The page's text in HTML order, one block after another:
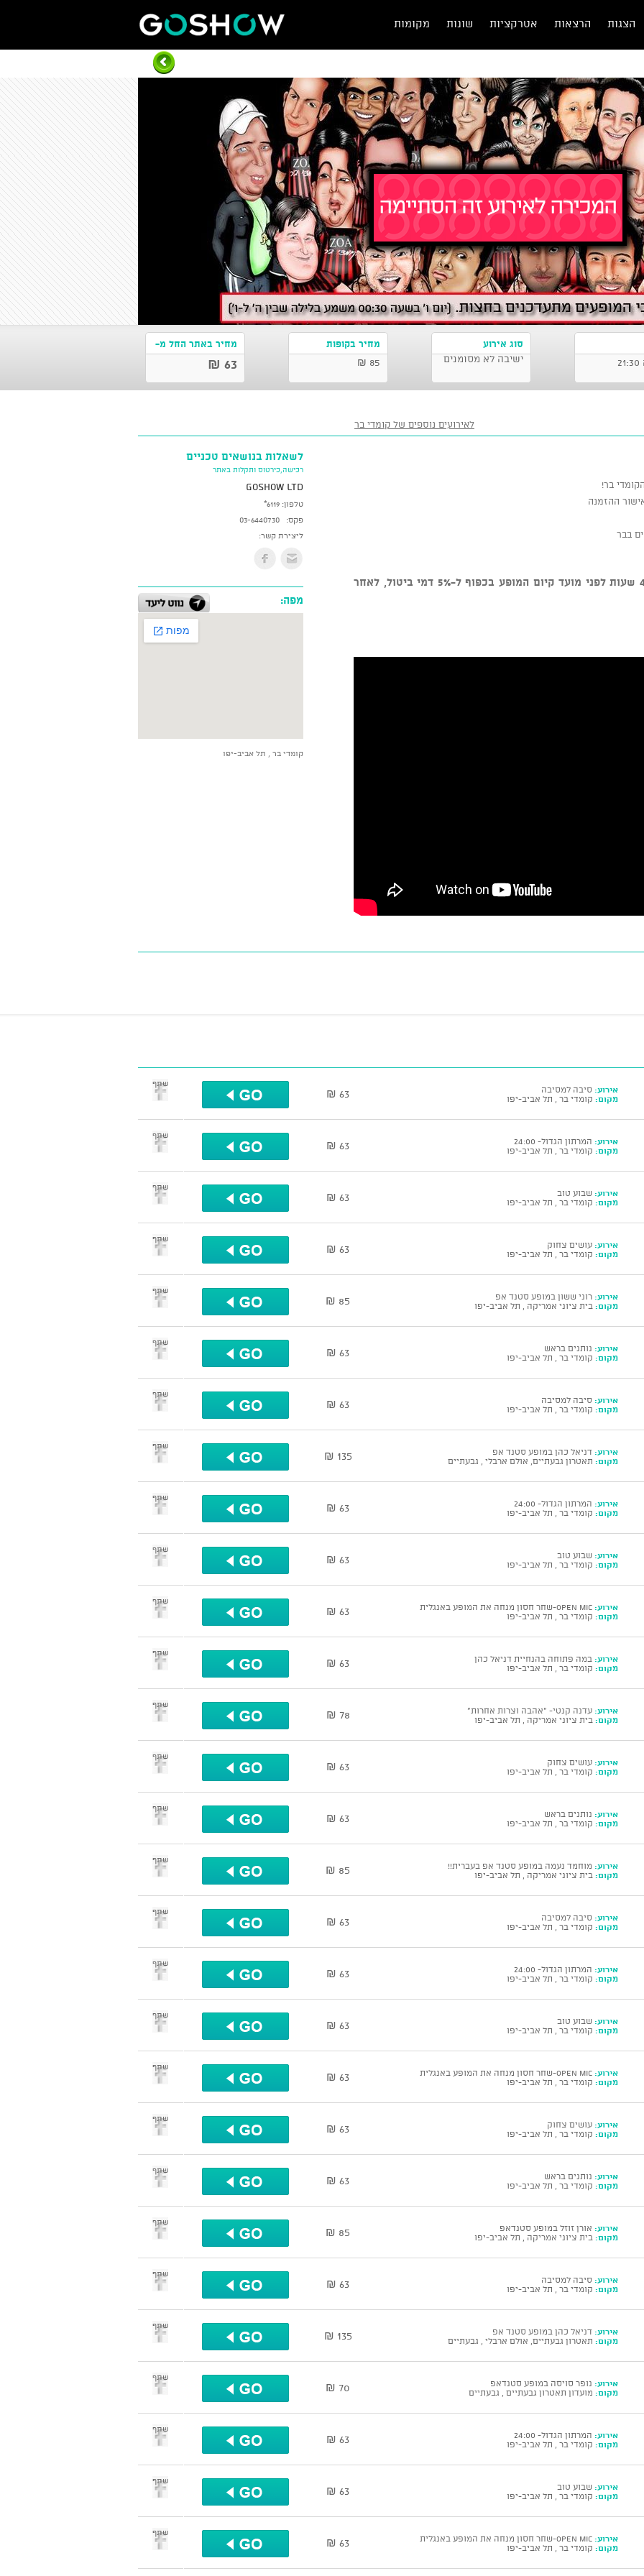
הצגות הרצאות אטרקציות שונות מקומות
סוג אירוע
ישיבה לא מסומנים
מחיר בקופות
85 ₪
מחיר באתר החל מ-
63 ₪
לאירועים נוספים של קומדי בר
בר!
ההזמנה
בבר
ניתן לבטל כרטיסים עד טווח זמן של 48 שעות לפני מועד קיום המופע בכפוף ל-5% דמי ביטול, לאחר
לשאלות בנושאים טכניים
רכישה,כירטוס ותקלות באתר
GoShow LTD
טלפון: *6119
פקס:
03-6440730
ליצירת קשר:
מפה:
קומדי בר , תל אביב-יפו
אירוע: סיבה למסיבה
מקום: קומדי בר , תל אביב-יפו 63 ₪
שתף
אירוע: המרתון הגדול- 24:00
מקום: קומדי בר , תל אביב-יפו 63 ₪
שתף
אירוע: שבוע טוב
מקום: קומדי בר , תל אביב-יפו 63 ₪
שתף
אירוע: עושים צחוק
מקום: קומדי בר , תל אביב-יפו 63 ₪
שתף
אירוע: רוני ששון במופע סטנד אפ
מקום: בית ציוני אמריקה , תל אביב-יפו 85 ₪
שתף
אירוע: נותנים בראש
מקום: קומדי בר , תל אביב-יפו 63 ₪
שתף
אירוע: סיבה למסיבה
מקום: קומדי בר , תל אביב-יפו 63 ₪
שתף
אירוע: דניאל כהן במופע סטנד אפ
מקום: תאטרון גבעתיים, אולם ארבלי , גבעתיים 135 ₪
שתף
אירוע: המרתון הגדול- 24:00
מקום: קומדי בר , תל אביב-יפו 63 ₪
שתף
אירוע: שבוע טוב
מקום: קומדי בר , תל אביב-יפו 63 ₪
שתף
אירוע:
מקום: קומדי בר , תל אביב-יפו 63 ₪
שתף
אירוע: במה פתוחה בהנחיית דניאל כהן
מקום: קומדי בר , תל אביב-יפו 63 ₪
שתף
אירוע: עדנה קנטי- "אהבה וצרות אחרות"
מקום: בית ציוני אמריקה , תל אביב-יפו 78 ₪
שתף
אירוע: עושים צחוק
מקום: קומדי בר , תל אביב-יפו 63 ₪
שתף
אירוע: נותנים בראש
מקום: קומדי בר , תל אביב-יפו 63 ₪
שתף
אירוע: מוחמד נעמה במופע סטנד אפ בעברית!!
מקום: בית ציוני אמריקה , תל אביב-יפו 85 ₪
שתף
אירוע: סיבה למסיבה
מקום: קומדי בר , תל אביב-יפו 63 ₪
שתף
אירוע: המרתון הגדול- 24:00
מקום: קומדי בר , תל אביב-יפו 63 ₪
שתף
אירוע: שבוע טוב
מקום: קומדי בר , תל אביב-יפו 63 ₪
שתף
אירוע:
מקום: קומדי בר , תל אביב-יפו 63 ₪
שתף
אירוע: עושים צחוק
מקום: קומדי בר , תל אביב-יפו 63 ₪
שתף
אירוע: נותנים בראש
מקום: קומדי בר , תל אביב-יפו 63 ₪
שתף
אירוע: אורן זוזל במופע סטנדאפ
מקום: בית ציוני אמריקה , תל אביב-יפו 85 ₪
שתף
אירוע: סיבה למסיבה
מקום: קומדי בר , תל אביב-יפו 63 ₪
שתף
אירוע: דניאל כהן במופע סטנד אפ
מקום: תאטרון גבעתיים, אולם ארבלי , גבעתיים 135 ₪
שתף
אירוע: נופר סויסה במופע סטנדאפ
מקום: מועדון תאטרון גבעתיים , גבעתיים 70 ₪
שתף
אירוע: המרתון הגדול- 24:00
מקום: קומדי בר , תל אביב-יפו 63 ₪
שתף
אירוע: שבוע טוב
מקום: קומדי בר , תל אביב-יפו 63 ₪
שתף
אירוע:
מקום: קומדי בר , תל אביב-יפו 63 ₪
שתף